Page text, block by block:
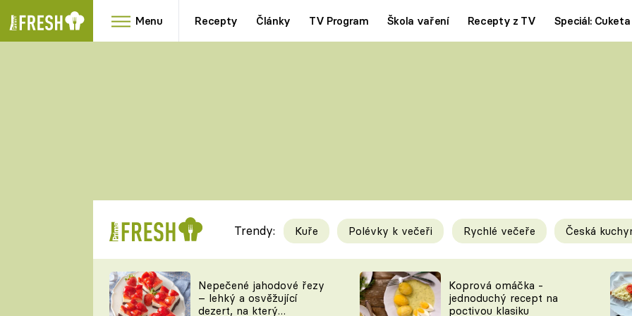
Menu Recepty Články TV Program Škola vaření Recepty z TV Speciál: Cuketa
RYCHLOVKY
Videorecepty
TEĎ VAŘÍ ŠÉF!
Tipy a triky
KAM ZA JÍDLEM
Trendy: Kuře Polévky k večeři Rychlé večeře Česká
Nepečené jahodové řezy
– lehký a osvěžující
dezert, na který
Koprová omáčka -
jednoduchý recept na
poctivou klasiku